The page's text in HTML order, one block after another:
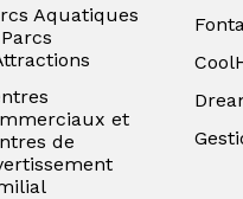
Aquatiques
et
de